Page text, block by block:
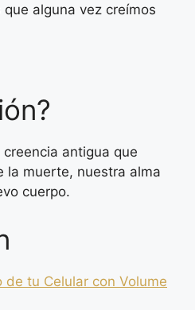
alguna vez creímos
antigua que
la muerte, nuestra alma
cuerpo.
de tu Celular con Volume